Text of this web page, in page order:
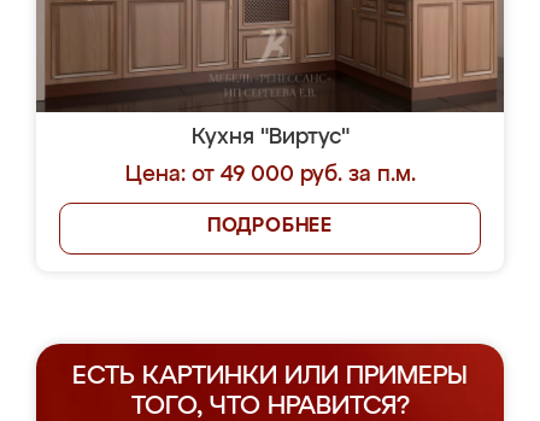
Кухня "Виртус"
Цена: от 49 000 руб. за п.м.
ПОДРОБНЕЕ
ЕСТЬ КАРТИНКИ ИЛИ ПРИМЕРЫ
ТОГО, ЧТО НРАВИТСЯ?